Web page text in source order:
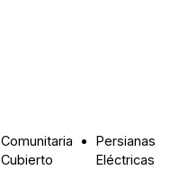
Comunitaria
Cubierto
Persianas
Eléctricas